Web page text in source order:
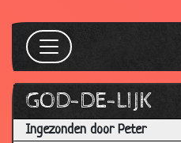
GOD-DE-LIJK
Ingezonden door Peter
18 Feb
2008
Een beer willen zijn
18 Feb
2008
Onder 1 voorwaarde
18 Feb
2008
Transplantatie